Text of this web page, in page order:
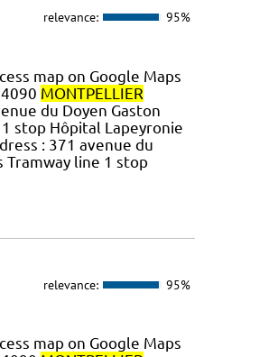
relevance: 95%
map on Google Maps
MONTPELLIER
du Doyen Gaston
stop Hôpital Lapeyronie
: 371 avenue du
Tramway line 1 stop
relevance: 95%
map on Google Maps